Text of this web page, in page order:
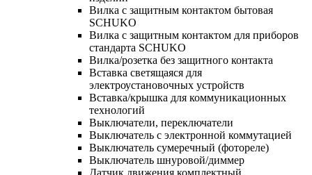
Вилка с защитным контактом бытовая
SCHUKO
Вилка с защитным контактом для приборов
стандарта SCHUKO
Вилка/розетка без защитного контакта
Вставка светящаяся для
электроустановочных устройств
Вставка/крышка для коммуникационных
технологий
Выключатели, переключатели
Выключатель с электронной коммутацией
Выключатель сумеречный (фотореле)
Выключатель шнуровой/диммер